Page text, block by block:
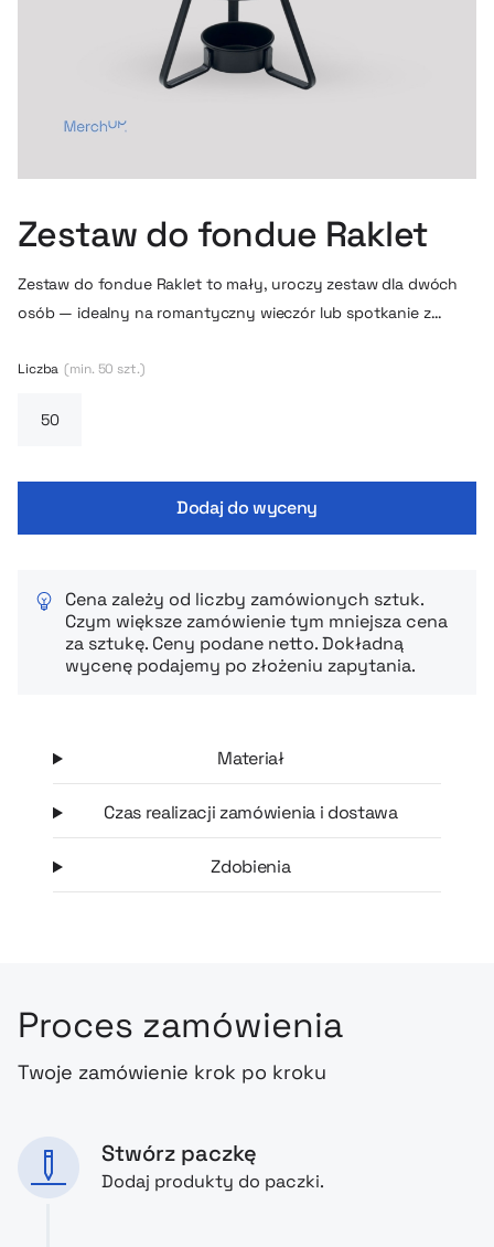
Zestaw do fondue Raklet
Zestaw do fondue Raklet to mały, uroczy zestaw dla dwóch
osób — idealny na romantyczny wieczór lub spotkanie z
240 ml, dwóch metalowych widelczyków z drewnianymi
białym kolorze pasuje do każdej okazji.
Liczba (min. 50 szt.)
Dodaj do wyceny
Cena zależy od liczby zamówionych sztuk.
Czym większe zamówienie tym mniejsza cena
za sztukę. Ceny podane netto. Dokładną
wycenę podajemy po złożeniu zapytania.
Materiał
Czas realizacji zamówienia i dostawa
Zdobienia
Proces zamówienia
Twoje zamówienie krok po kroku
Stwórz paczkę
Dodaj produkty do paczki.